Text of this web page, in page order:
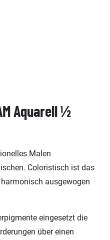
Aquarell ½
Malen
Coloristisch ist das
ausgewogen
eingesetzt die
über einen